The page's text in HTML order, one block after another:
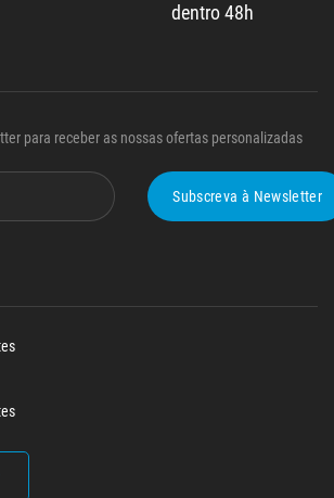
dentro 48h
para receber as nossas ofertas personalizadas
Subscreva à Newsletter